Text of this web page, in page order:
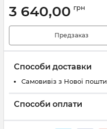
3 640,00 грн
Предзаказ
Способи доставки
Самовивіз з Нової пошти
Способи оплати